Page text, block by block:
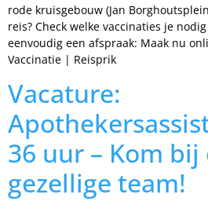
rode kruisgebouw (Jan
reis? Check welke vaccinaties je
eenvoudig een afspraak: Maak nu
Vaccinatie | Reisprik
Vacature:
36 uur – Kom bij
gezellige team!